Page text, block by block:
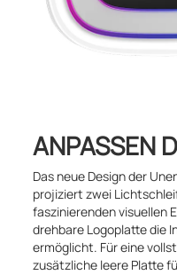
ANPASSEN
Das neue Design der
projiziert zwei
faszinierenden visuellen
drehbare Logoplatte die
ermöglicht. Für eine
zusätzliche leere Platte